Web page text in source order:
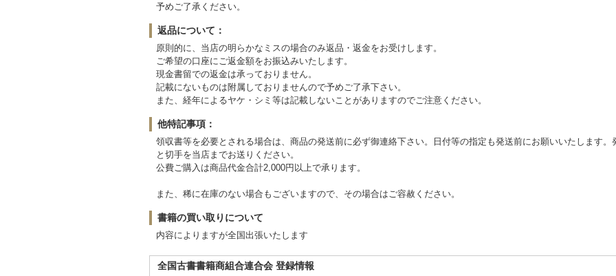
予めご了承ください。
返品について：
原則的に、当店の明らかなミスの場合のみ返品・返金をお受けします。
ご希望の口座にご返金額をお振込みいたします。
現金書留での返金は承っておりません。
記載にないものは附属しておりませんので予めご了承下さい。
また、経年によるヤケ・シミ等は記載しないことがありますのでご注意ください。
他特記事項：
領収書等を必要とされる場合は、商品の発送前に必ず御連絡下さい。日付等の指定も発送前にお願いいたします
と切手を当店までお送りください。
公費ご購入は商品代金合計2,000円以上で承ります。
また、稀に在庫のない場合もございますので、その場合はご容赦ください。
書籍の買い取りについて
内容によりますが全国出張いたします
全国古書書籍商組合連合会 登録情報